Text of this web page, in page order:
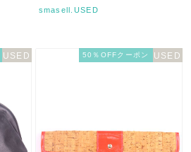
smasell.USED
50％OFFクーポン